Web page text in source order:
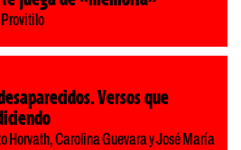
Provitilo
Versos que
Horvath, Carolina Guevara y José María